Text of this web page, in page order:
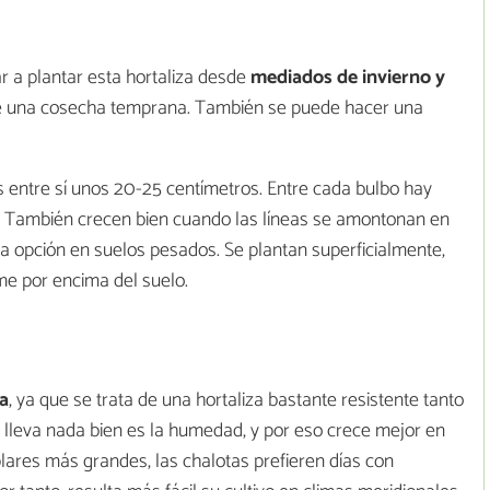
a plantar esta hortaliza desdemediados de invierno y
cosecha temprana. También se puede hacer una
sí unos 20-25 centímetros. Entre cada bulbo hay
crecen bien cuando las líneas se amontonan en
opción en suelos pesados. Se plantan superficialmente,
por encima del suelo.
, ya que se trata de una hortaliza bastante resistente tanto
nada bien es la humedad, y por eso crece mejor en
más grandes, las chalotas prefieren días con